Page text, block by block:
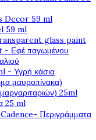
Decor 59 ml
59 ml
glass paint
Εφέ παγωμένου
- Υγρή κάσια
μαυροπίνακα)
25ml
25 ml
Περιγράμματα